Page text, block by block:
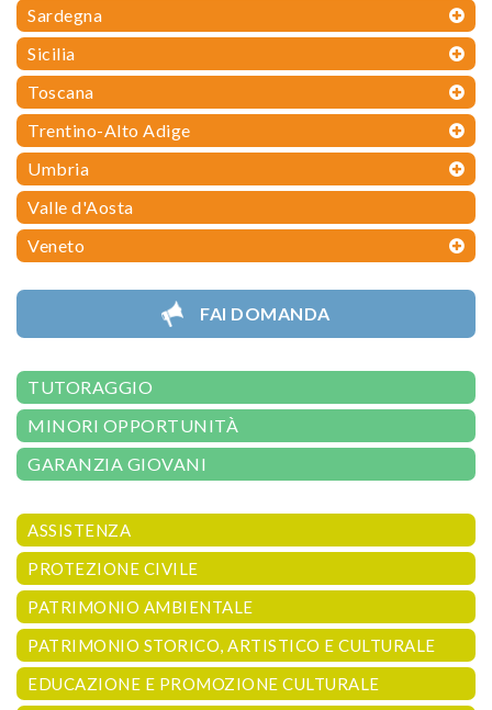
Sardegna
Sicilia
Toscana
Trentino-Alto Adige
Umbria
Valle d'Aosta
Veneto
FAI DOMANDA
TUTORAGGIO
MINORI OPPORTUNITÀ
GARANZIA GIOVANI
ASSISTENZA
PROTEZIONE CIVILE
PATRIMONIO AMBIENTALE
PATRIMONIO STORICO, ARTISTICO E CULTURALE
EDUCAZIONE E PROMOZIONE CULTURALE